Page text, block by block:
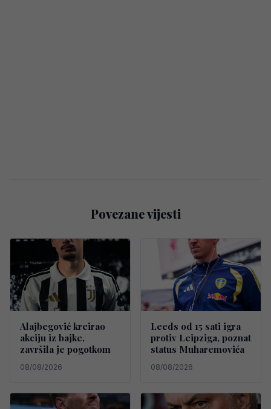
Povezane vijesti
Alajbegović kreirao
akciju iz bajke,
završila je pogotkom
08/08/2026
Leeds od 15 sati igra
protiv Leipziga, poznat
status Muharemovića
08/08/2026